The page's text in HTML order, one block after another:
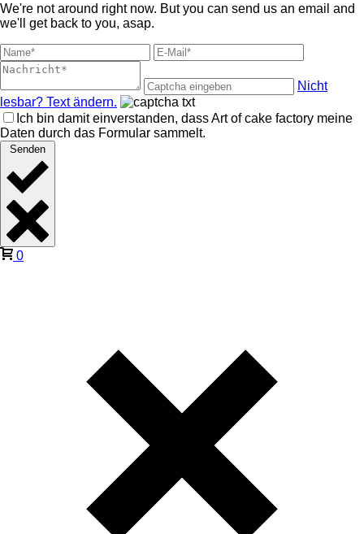
We're not around right now. But you can send us an email and
we'll get back to you, asap.
Nicht
lesbar? Text ändern.
Ich bin damit einverstanden, dass Art of cake factory meine
Daten durch das Formular sammelt.
Senden
0